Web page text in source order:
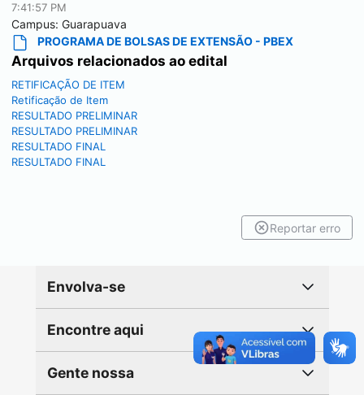
7:41:57 PM
Campus: Guarapuava
PROGRAMA DE BOLSAS DE EXTENSÃO - PBEX
Arquivos relacionados ao edital
RETIFICAÇÃO DE ITEM
Retificação de Item
RESULTADO PRELIMINAR
RESULTADO PRELIMINAR
RESULTADO FINAL
RESULTADO FINAL
Reportar erro
Envolva-se
Encontre aqui
Gente nossa